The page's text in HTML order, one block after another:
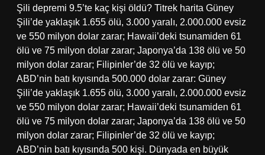
Şili depremi 9.5’te kaç kişi öldü? Titrek harita Güney
Şili’de yaklaşık 1.655 ölü, 3.000 yaralı, 2.000.000 evsiz
ve 550 milyon dolar zarar; Hawaii’deki tsunamiden 61
ölü ve 75 milyon dolar zarar; Japonya’da 138 ölü ve 50
milyon dolar zarar; Filipinler’de 32 ölü ve kayıp;
ABD’nin batı kıyısında 500.000 dolar zarar: Güney
Şili’de yaklaşık 1.655 ölü, 3.000 yaralı, 2.000.000 evsiz
ve 550 milyon dolar zarar; Hawaii’deki tsunamiden 61
ölü ve 75 milyon dolar zarar; Japonya’da 138 ölü ve 50
milyon dolar zarar; Filipinler’de 32 ölü ve kayıp;
ABD’nin batı kıyısında 500 kişi. Dünyada en büyük